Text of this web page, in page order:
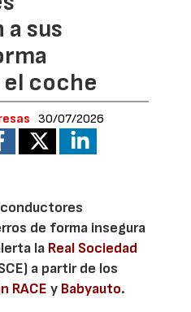
sus
coche
30/07/2026
de forma insegura
la Real Sociedad
a partir de los
RACE y Babyauto.